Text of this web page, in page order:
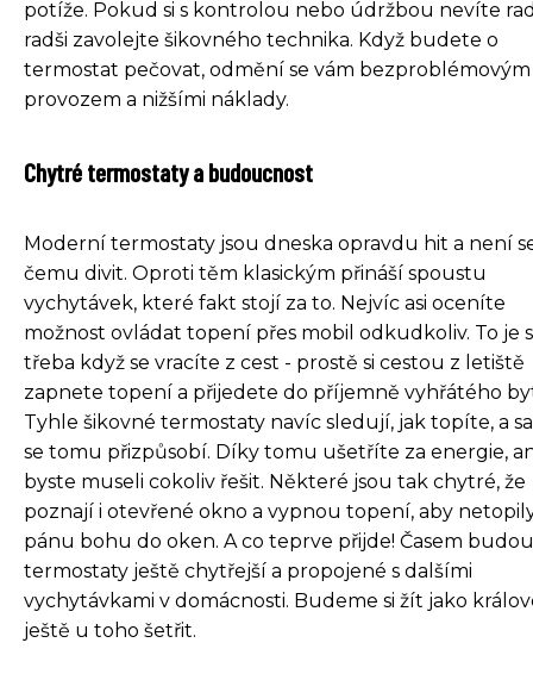
potíže. Pokud si s kontrolou nebo údržbou nevíte
radši zavolejte šikovného technika. Když budete o
termostat pečovat, odmění se vám bezproblémovým
provozem a nižšími náklady.
Chytré termostaty a budoucnost
Moderní termostaty jsou dneska opravdu hit a není
čemu divit. Oproti těm klasickým přináší spoustu
vychytávek, které fakt stojí za to. Nejvíc asi oceníte
možnost ovládat topení přes mobil odkudkoliv. To je
třeba když se vracíte z cest - prostě si cestou z letiště
zapnete topení a přijedete do příjemně vyhřátého
Tyhle šikovné termostaty navíc sledují, jak topíte, a
se tomu přizpůsobí. Díky tomu ušetříte za energie,
byste museli cokoliv řešit. Některé jsou tak chytré, že
poznají i otevřené okno a vypnou topení, aby
pánu bohu do oken. A co teprve přijde! Časem budou
termostaty ještě chytřejší a propojené s dalšími
vychytávkami v domácnosti. Budeme si žít jako
ještě u toho šetřit.